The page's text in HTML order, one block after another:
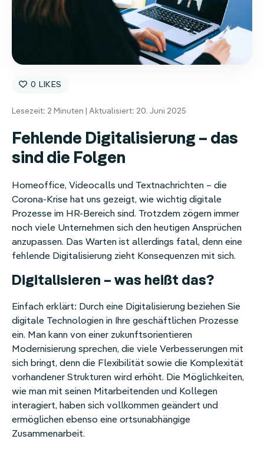
0
Lesezeit: 2 Minuten | Aktualisiert: 20. Juni 2025
Fehlende Digitalisierung – das
sind die Folgen
Homeoffice, Videocalls und Textnachrichten – die
Corona-Krise hat uns gezeigt, wie wichtig digitale
Prozesse im HR-Bereich sind. Trotzdem zögern immer
noch viele Unternehmen sich den heutigen Ansprüchen
anzupassen. Das Warten ist allerdings fatal, denn eine
fehlende Digitalisierung zieht Konsequenzen mit sich.
Digitalisieren – was heißt das?
Einfach erklärt: Durch eine Digitalisierung beziehen Sie
digitale Technologien in Ihre geschäftlichen Prozesse
ein. Man kann von einer zukunftsorientieren
Modernisierung sprechen, die viele Verbesserungen mit
sich bringt, denn die Flexibilität sowie die Komplexität
vorhandener Strukturen wird erhöht. Die Möglichkeiten,
wie man mit seinen Mitarbeitenden und Kollegen
interagiert, haben sich vollkommen geändert und
ermöglichen ebenso eine ortsunabhängige
Zusammenarbeit.
Homeoffice-Erstattung